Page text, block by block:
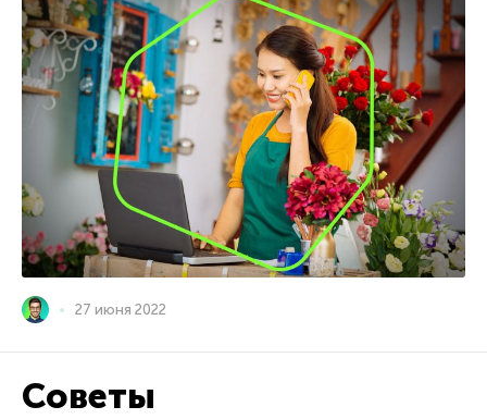
27 июня 2022
Советы